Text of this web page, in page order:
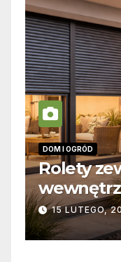
DOM I OGRÓD
Rolety
różnice
15 LUTEGO,